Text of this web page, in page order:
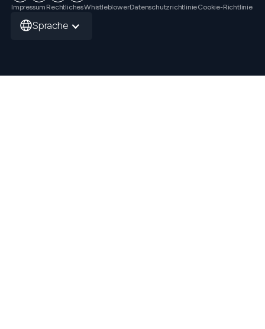
Impressum RechtlichesWhistleblowerDatenschutzrichtlinieCookie-Richtlinie
Sprache